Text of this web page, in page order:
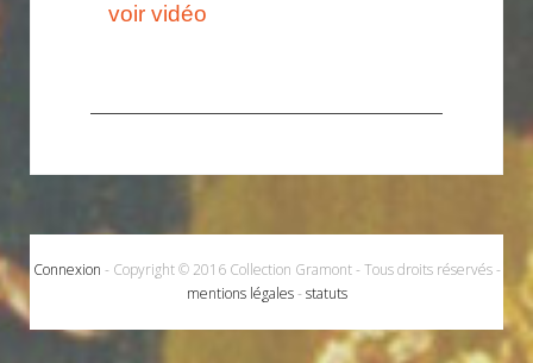
voir vidéo
Connexion - Copyright © 2016 Collection Gramont - Tous droits réservés -
mentions légales- statuts